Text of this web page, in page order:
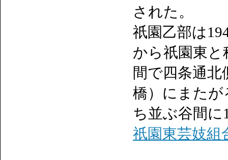
された。
祇園乙部は
から祇園東と
間で四条通北
橋）にまた
ち並ぶ谷間
祇園東芸妓組